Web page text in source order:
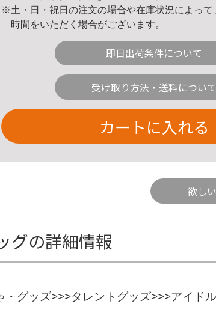
※土・日・祝日の注文の場合や在庫状況によって
時間をいただく場合がございます。
即日出荷条件について
受け取り方法・送料について
カートに入れる
欲し
グの詳細情報
グッズ>>>タレントグッズ>>>アイド